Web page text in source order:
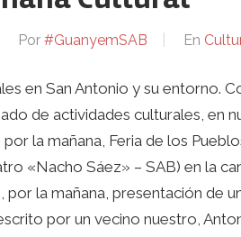
Por #GuanyemSAB En
en San Antonio y su entorno.
de actividades culturales, en
la mañana, Feria de los
«Nacho Sáez» – SAB) en la
por la mañana, presentación de
por un vecino nuestro,